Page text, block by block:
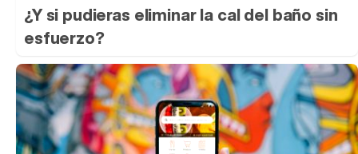
¿Y si pudieras eliminar la cal del baño sin
esfuerzo?